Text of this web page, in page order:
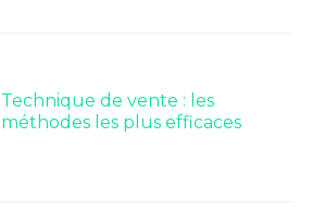
Technique de vente : les
méthodes les plus efficaces